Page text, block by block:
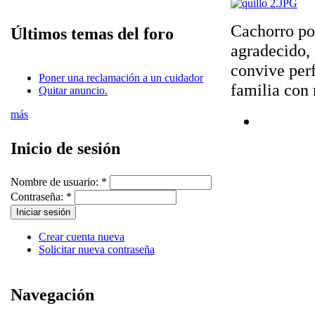
Últimos temas del foro
Poner una reclamación a un cuidador
Quitar anuncio.
más
Inicio de sesión
Nombre de usuario: *
Contraseña: *
Crear cuenta nueva
Solicitar nueva contraseña
Navegación
Cachorro
convive
familia con